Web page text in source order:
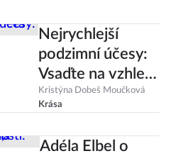
Nejrychlejší
podzimní účesy:
Vsaďte na vzhled
Francouzek i
retro 60. léta
Kristýna Dobeš Moučková
Krása
Adéla Elbel o